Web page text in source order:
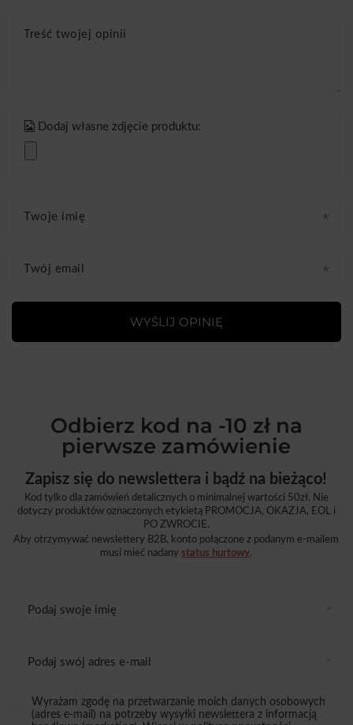
Treść twojej opinii
Dodaj własne zdjęcie produktu:
Twoje imię
Twój email
WYŚLIJ OPINIĘ
Odbierz kod na -10 zł na
pierwsze zamówienie
Zapisz się do newslettera i bądź na bieżąco!
Kod tylko dla zamówień detalicznych o minimalnej wartości 50zł. Nie
dotyczy produktów oznaczonych etykietą PROMOCJA, OKAZJA, EOL i
PO ZWROCIE.
Aby otrzymywać newslettery B2B, konto połączone z podanym e-mailem
musi mieć nadany status hurtowy.
Podaj swoje imię
Podaj swój adres e-mail
Wyrażam zgodę na przetwarzanie moich danych osobowych
(adres e-mail) na potrzeby wysyłki newslettera z informacją